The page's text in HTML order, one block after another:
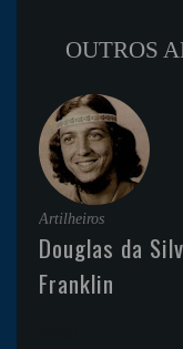
OUTROS
Artilheiros
Douglas da
Franklin